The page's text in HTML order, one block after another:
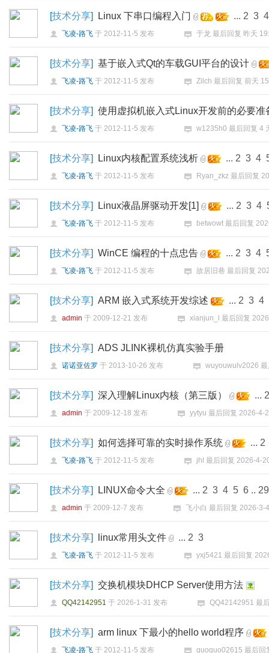
[技术分享] Linux 下串口编程入门 ... 2 3 4
飞凌-路飞 于 2012-11-5 发布 于龙 最后回复 昨天
[技术分享] 基于嵌入式Qt的车载GUI平台的设计
飞凌-路飞 于 2012-11-5 发布 Zilch 最后回复 前天
[技术分享] 使用虚拟机嵌入式Linux开发前的必要准
飞凌-路飞 于 2012-11-5 发布 w1235h0 最后回复 4
[技术分享] Linux内核配置系统浅析 ... 2 3 4
飞凌-路飞 于 2012-11-5 发布 Ryan_zkz 最后回复
[技术分享] Linux液晶屏驱动开发[1] ... 2 3 4
飞凌-路飞 于 2012-11-5 发布 betwowt 最后回复
[技术分享] WinCE 编程的十点忠告 ... 2 3 4
飞凌-路飞 于 2012-11-5 发布 故居旧巷 最后回复
[技术分享] ARM 嵌入式系统开发综述 ... 2 3 4
admin 于 2009-12-21 发布 xianjun_l 最后回复
[技术分享] ADS JLINK裸机仿真实验手册
诺诺亚佐罗 于 2013-10-26 发布 wuyouwulv2026
[技术分享] 深入理解Linux内核（第三版） ... 2
admin 于 2009-12-18 发布 yytyu 最后回复 2026-4-
[技术分享] 如何选择可靠的实时操作系统 ... 2
飞凌-路飞 于 2012-11-5 发布 jhl 最后回复 2026-4-
[技术分享] LINUX命令大全 ... 2 3 4 5 6 .. 29
admin 于 2009-12-7 发布 飞小白 最后回复 2026-3-
[技术分享] linux常用头文件 ... 2 3
飞凌-路飞 于 2012-11-5 发布 yxj5421 最后回复
[技术分享] 交换机模块DHCP Server使用方法
QQ42142951 于 2026-1-31 发布 QQ42142951 最
[技术分享] arm linux 下最小的hello world程序
飞凌-路飞 于 2012-11-5 发布 guoguo02615 最后回